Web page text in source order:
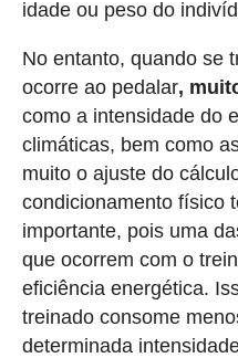
idade ou peso do
No entanto, quando se
ocorre ao pedalar,
como a intensidade do
climáticas, bem como
muito o ajuste do
condicionamento físico
importante, pois uma
que ocorrem com o
eficiência energética.
treinado consome
determinada